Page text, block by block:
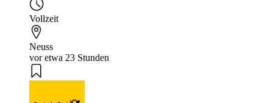
Vollzeit
Neuss
vor etwa 23 Stunden